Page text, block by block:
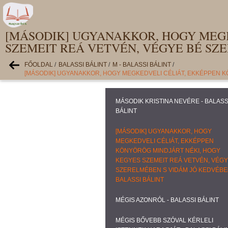
[MÁSODIK] UGYANAKKOR, HOGY
SZEMEIT REÁ VETVÉN, VÉGYE BÉ
FŐOLDAL / BALASSI BÁLINT / M - BALASSI BÁLINT /
[MÁSODIK] UGYANAKKOR, HOGY MEGKEDVELI CÉLIÁT, EKKÉPPEN
MÁSODIK KRISTINA NEVÉRE - BALASSI
BÁLINT
[MÁSODIK] UGYANAKKOR, HOGY
MEGKEDVELI CÉLIÁT, EKKÉPPEN
KÖNYÖRÖG MINDJÁRT NÉKI, HOGY
KEGYES SZEMEIT REÁ VETVÉN,
SZERELMÉBEN S VIDÁM JÓ
BALASSI BÁLINT
MÉGIS AZONRÓL - BALASSI BÁLINT
MÉGIS BŐVEBB SZÓVAL KÉRLELI